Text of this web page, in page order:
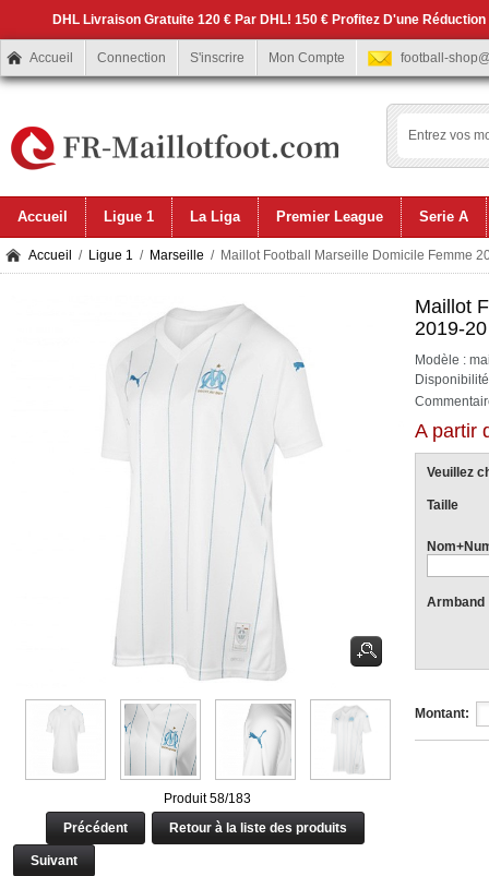
DHL Livraison Gratuite 120 € Par DHL! 150 € Profitez D'une
Accueil Connection S'inscrire Mon Compte football-
Accueil Ligue 1 La Liga Premier League Serie A
Accueil / Ligue 1 / Marseille / Maillot Football Marseille Domicile Femme
Produit 58/183
Précédent
Retour à la liste des produits
Suivant
Maillot
2019-
Modèle :
A partir
Veuillez
Taille
Armband
Montant: